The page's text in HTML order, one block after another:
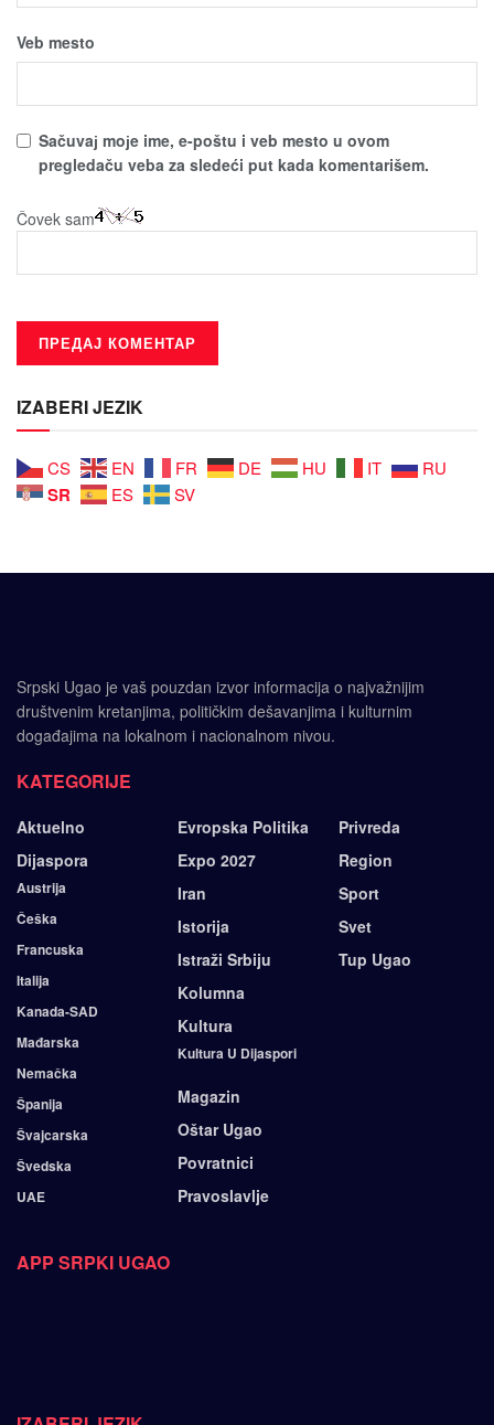
Veb mesto
Sačuvaј moјe ime, e-poštu i veb mesto u ovom
pregledaču veba za sledeći put kada komentarišem.
Čovek sam
IZABERI JEZIK
CS EN FR DE HU IT RU
SR ES SV
Srpski Ugao je vaš pouzdan izvor informacija o najvažnijim
društvenim kretanjima, političkim dešavanjima i kulturnim
događajima na lokalnom i nacionalnom nivou.
KATEGORIJE
Aktuelno
Dijaspora
Austrija
Češka
Francuska
Italija
Kanada-SAD
Mađarska
Nemačka
Španija
Švajcarska
Švedska
UAE
Evropska Politika
Expo 2027
Iran
Istorija
Istraži Srbiju
Kolumna
Kultura
Kultura U Dijaspori
Magazin
Oštar Ugao
Povratnici
Pravoslavlje
Privreda
Region
Sport
Svet
Tup Ugao
APP SRPKI UGAO